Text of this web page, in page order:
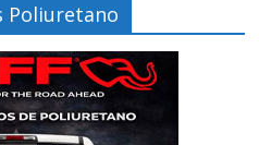
Poliuretano